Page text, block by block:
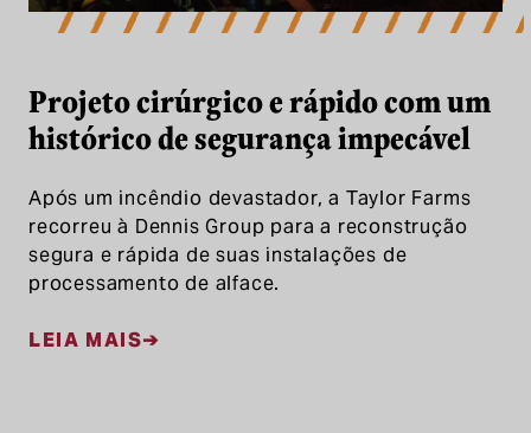
Projeto cirúrgico e rápido com um
histórico de segurança impecável
Após um incêndio devastador, a Taylor Farms
recorreu à Dennis Group para a reconstrução
segura e rápida de suas instalações de
processamento de alface.
LEIA MAIS